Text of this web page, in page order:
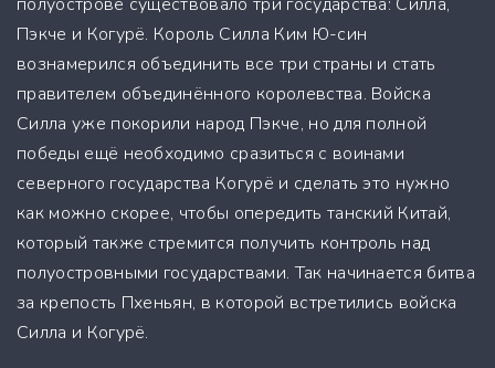
Пэкче и Когурё. Король Силла Ким Ю-cин
вознамерился объединить все три страны и стать
правителем объединённого королевства. Войска
Силла уже покорили народ Пэкче, но для полной
победы ещё необходимо сразиться с воинами
северного государства Когурё и сделать это нужно
как можно скорее, чтобы опередить танский Китай,
который также стремится получить контроль над
полуостровными государствами. Так начинается битва
за крепость Пхеньян, в которой встретились войска
Силла и Когурё.